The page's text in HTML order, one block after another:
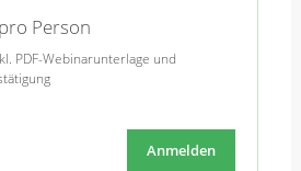
Person
PDF-Webinarunterlage und
Anmelden